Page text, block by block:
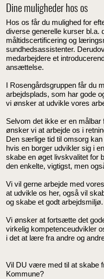
Dine muligheder hos os
Hos os får du mulighed for
diverse generelle kurser bl.a.
måltidscertificering og
sundhedsassistenter.
medarbejdere et
ansættelse.
I Rosengårdsgruppen får du
arbejdsplads, som har gode
vi ønsker at udvikle vores
Selvom det ikke er en
ønsker vi at arbejde os i
Den særlige tid til omsorg
hvis en borger udvikler sig i
skabe en øget livskvalitet for
den enkelte, vigtigst, men
Vi vil gerne arbejde med
at udvikle os her, også vil
og skabe et godt arbejdsmiljø.
Vi ønsker at fortsætte det
virkelig kompetenceudvikler
i det at lære fra andre og
Vil DU være med til at skabe
Kommune?